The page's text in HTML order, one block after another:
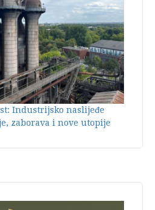
Industrijsko naslijeđe
zaborava i nove utopije